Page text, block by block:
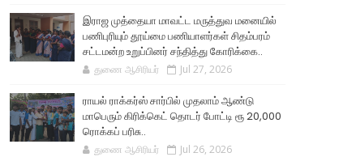
இராஜ முத்தையா மாவட்ட மருத்துவ மனையில்
பணிபுரியும் தூய்மை பணியாளர்கள் சிதம்பரம்
சட்டமன்ற உறுப்பினர் சந்தித்து கோரிக்கை..
துணை ஆசிரியர் Jul 27, 2026
ராயல் ராக்கர்ஸ் சார்பில் முதலாம் ஆண்டு
மாபெரும் கிரிக்கெட் தொடர் போட்டி ரூ 20,000
ரொக்கப் பரிசு..
துணை ஆசிரியர் Jul 26, 2026